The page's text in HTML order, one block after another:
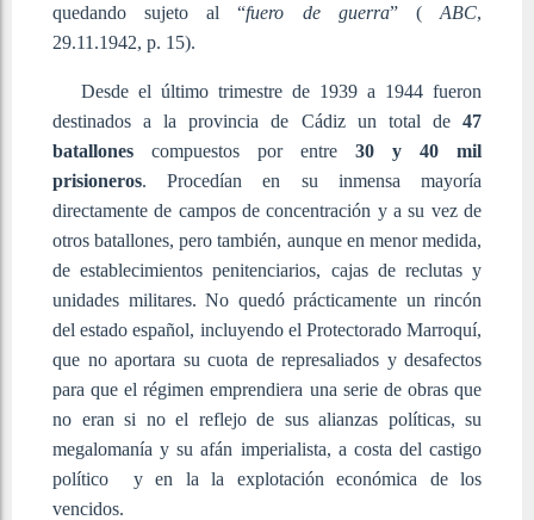
quedando sujeto al “fuero de guerra” (ABC,
29.11.1942, p. 15).
Desde el último trimestre de 1939 a 1944 fueron
destinados a la provincia de Cádiz un total de 47
batallones compuestos por entre 30 y 40 mil
prisioneros. Procedían en su inmensa mayoría
directamente de campos de concentración y a su vez de
otros batallones, pero también, aunque en menor medida,
de establecimientos penitenciarios, cajas de reclutas y
unidades militares. No quedó prácticamente un rincón
del estado español, incluyendo el Protectorado Marroquí,
que no aportara su cuota de represaliados y desafectos
para que el régimen emprendiera una serie de obras que
no eran si no el reflejo de sus alianzas políticas, su
megalomanía y su afán imperialista, a costa del castigo
político y en la la explotación económica de los
vencidos.